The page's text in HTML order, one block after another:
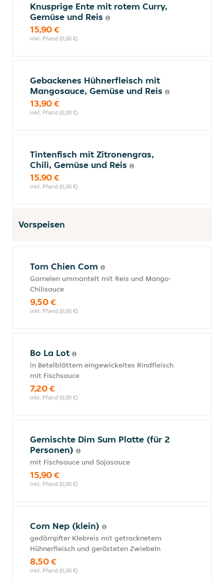
Knusprige Ente mit rotem Curry,
Gemüse und Reis
15,90 €
inkl. Pfand (0,00 €)
Gebackenes Hühnerfleisch mit
Mangosauce, Gemüse und Reis
13,90 €
inkl. Pfand (0,00 €)
Tintenfisch mit Zitronengras,
Chili, Gemüse und Reis
15,90 €
inkl. Pfand (0,00 €)
Vorspeisen
Tom Chien Com
Garnelen ummantelt mit Reis und Mango-
Chilisauce
9,50 €
inkl. Pfand (0,00 €)
Bo La Lot
in Betelblättern eingewickeltes Rindfleisch
mit Fischsauce
7,20 €
inkl. Pfand (0,00 €)
Gemischte Dim Sum Platte (für 2
Personen)
mit Fischsauce und Sojasauce
15,90 €
inkl. Pfand (0,00 €)
Com Nep (klein)
gedämpfter Klebreis mit getrocknetem
Hühnerfleisch und gerösteten Zwiebeln
8,50 €
inkl. Pfand (0,00 €)